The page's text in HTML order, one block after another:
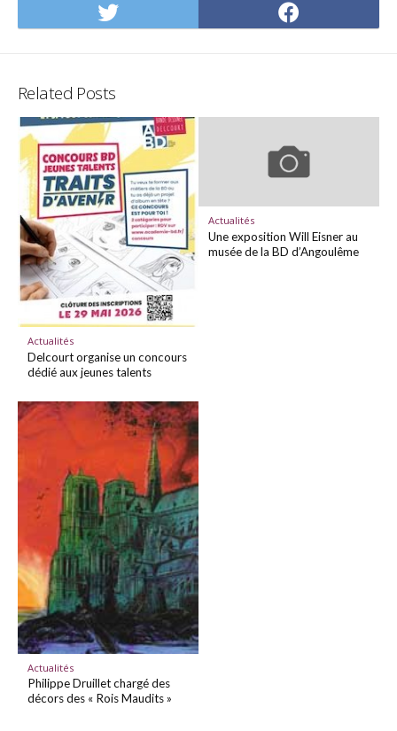
Share
on
on
Related Posts
Actualités
Delcourt organise un concours
dédié aux jeunes talents
Actualités
Une exposition Will Eisner au
musée de la BD d’Angoulême
Actualités
Philippe Druillet chargé des
décors des « Rois Maudits »